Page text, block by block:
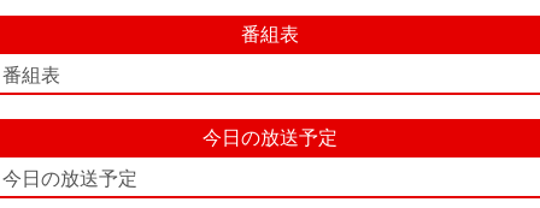
番組表
番組表
今日の放送予定
今日の放送予定